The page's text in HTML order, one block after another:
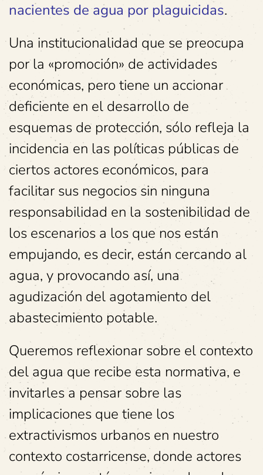
nacientes de agua por plaguicidas.
Una institucionalidad que se preocupa
por la «promoción» de actividades
económicas, pero tiene un accionar
deficiente en el desarrollo de
esquemas de protección, sólo refleja la
incidencia en las políticas públicas de
ciertos actores económicos, para
facilitar sus negocios sin ninguna
responsabilidad en la sostenibilidad de
los escenarios a los que nos están
empujando, es decir, están cercando al
agua, y provocando así, una
agudización del agotamiento del
abastecimiento potable.
Queremos reflexionar sobre el contexto
del agua que recibe esta normativa, e
invitarles a pensar sobre las
implicaciones que tiene los
extractivismos urbanos en nuestro
contexto costarricense, donde actores